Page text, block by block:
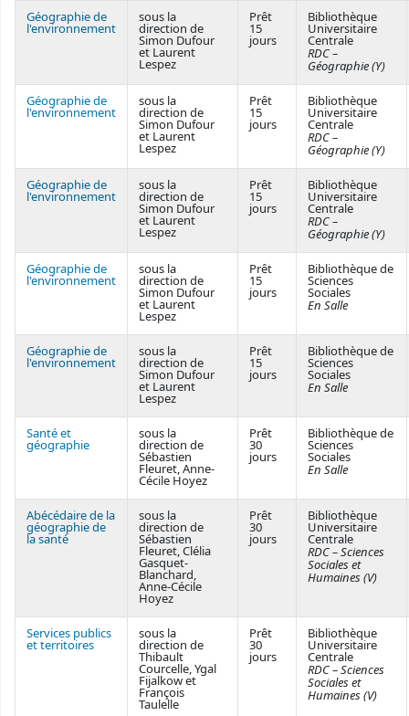
Géographie de
l'environnement
sous la
direction de
Simon Dufour
et Laurent
Lespez
Prêt
15
jours
Bibliothèque
Universitaire
Centrale
RDC –
Géographie (Y)
Géographie de
l'environnement
sous la
direction de
Simon Dufour
et Laurent
Lespez
Prêt
15
jours
Bibliothèque
Universitaire
Centrale
RDC –
Géographie (Y)
Géographie de
l'environnement
sous la
direction de
Simon Dufour
et Laurent
Lespez
Prêt
15
jours
Bibliothèque
Universitaire
Centrale
RDC –
Géographie (Y)
Géographie de
l'environnement
sous la
direction de
Simon Dufour
et Laurent
Lespez
Prêt
15
jours
Bibliothèque de
Sciences
Sociales
En Salle
Géographie de
l'environnement
sous la
direction de
Simon Dufour
et Laurent
Lespez
Prêt
15
jours
Bibliothèque de
Sciences
Sociales
En Salle
Santé et
géographie
sous la
direction de
Sébastien
Fleuret, Anne-
Cécile Hoyez
Prêt
30
jours
Bibliothèque de
Sciences
Sociales
En Salle
Abécédaire de la
géographie de
la santé
sous la
direction de
Sébastien
Fleuret, Clélia
Gasquet-
Blanchard,
Anne-Cécile
Hoyez
Prêt
30
jours
Bibliothèque
Universitaire
Centrale
RDC – Sciences
Sociales et
Humaines (V)
Services publics
et territoires
sous la
direction de
Thibault
Courcelle, Ygal
Fijalkow et
François
Taulelle
Prêt
30
jours
Bibliothèque
Universitaire
Centrale
RDC – Sciences
Sociales et
Humaines (V)